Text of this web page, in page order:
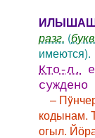
ИЛЫШАШ
разг. (
имеются).
Кто-л.
суждено
–
кодынам.
огыл.